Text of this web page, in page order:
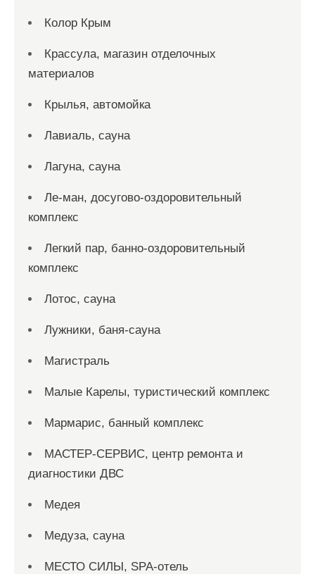
Колор Крым
Крассула, магазин отделочных
материалов
Крылья, автомойка
Лавиаль, сауна
Лагуна, сауна
Ле-ман, досугово-оздоровительный
комплекс
Легкий пар, банно-оздоровительный
комплекс
Лотос, сауна
Лужники, баня-сауна
Магистраль
Малые Карелы, туристический комплекс
Мармарис, банный комплекс
МАСТЕР-СЕРВИС, центр ремонта и
диагностики ДВС
Медея
Медуза, сауна
МЕСТО СИЛЫ, SPA-отель